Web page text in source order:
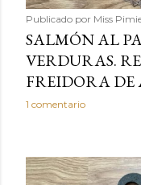
Publicado por Miss
SALMÓN AL
VERDURAS.
FREIDORA DE
1 comentario